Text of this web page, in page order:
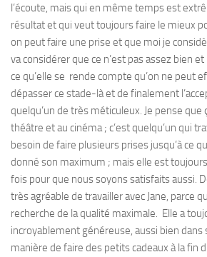
l’écoute, mais qui en même temps est
résultat et qui veut toujours faire le mieux
on peut faire une prise et que moi je
va considérer que ce n’est pas assez bien
ce qu’elle se rende compte qu’on ne peut
dépasser ce stade-là et de finalement
quelqu’un de très méticuleux. Je pense que
théâtre et au cinéma ; c’est quelqu’un qui
besoin de faire plusieurs prises jusqu’à ce
donné son maximum ; mais elle est
fois pour que nous soyons satisfaits aussi.
très agréable de travailler avec Jane, parce
recherche de la qualité maximale. Elle a
incroyablement généreuse, aussi bien dans
manière de faire des petits cadeaux à la fin